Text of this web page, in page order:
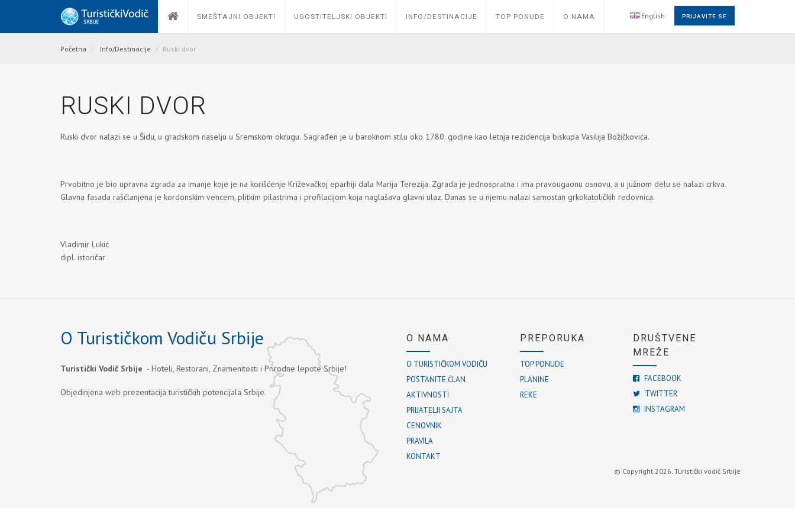
SMEŠTAJNI OBJEKTI UGOSTITELJSKI OBJEKTI INFO/DESTINACIJE TOP PONUDE O NAMA English PRIJAVITE SE
Početna Info/Destinacije Ruski dvor
RUSKI DVOR
Ruski dvor nalazi se u Šidu, u gradskom naselju u Sremskom okrugu. Sagrađen je u baroknom stilu oko 1780. godine kao letnja rezidencija biskupa Vasilija Božičkovića.
Prvobitno je bio upravna zgrada za imanje koje je na korišćenje Križevačkoj eparhiji dala Marija Terezija. Zgrada je jednospratna i ima pravougaonu osnovu, a u južnom delu se nalazi crkva.
Glavna fasada raščlanjena je kordonskim vencem, plitkim pilastrima i profilacijom koja naglašava glavni ulaz. Danas se u njemu nalazi samostan grkokatoličkih redovnica.
Vladimir Lukić
dipl. istoričar
O Turističkom Vodiču Srbije
Turistički Vodič Srbije - Hoteli, Restorani, Znamenitosti i Prirodne lepote Srbije!
Objedinjena web prezentacija turističkih potencijala Srbije.
O NAMA
O TURISTIČKOM VODIČU
POSTANITE ČLAN
AKTIVNOSTI
PRIJATELJI SAJTA
CENOVNIK
PRAVILA
KONTAKT
PREPORUKA
TOP PONUDE
PLANINE
REKE
DRUŠTVENE
MREŽE
FACEBOOK
TWITTER
INSTAGRAM
© Copyright 2026. Turistički vodič Srbije